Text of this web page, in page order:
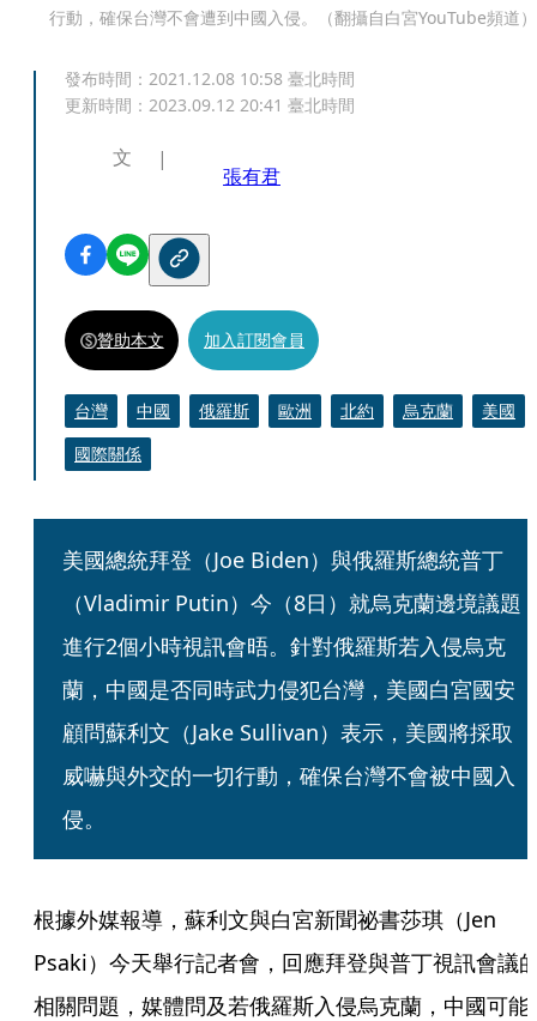
行動，確保台灣不會遭到中國入侵。（翻攝自白宮YouTube頻道）
發布時間： 2021.12.08 10:58 臺北時間
更新時間： 2023.09.12 20:41 臺北時間
文
張有君
贊助本文 加入訂閱會員
台灣 中國 俄羅斯 歐洲 北約 烏克蘭
美國
國際關係
美國總統拜登（Joe Biden）與俄羅斯總統普丁
（Vladimir Putin）今（8日）就烏克蘭邊境議題
進行2個小時視訊會晤。針對俄羅斯若入侵烏克
蘭，中國是否同時武力侵犯台灣，美國白宮國安
顧問蘇利文（Jake Sullivan）表示，美國將採取
威嚇與外交的一切行動，確保台灣不會被中國入
侵。
根據外媒報導，蘇利文與白宮新聞祕書莎琪（Jen
Psaki）今天舉行記者會，回應拜登與普丁視訊會議
相關問題，媒體問及若俄羅斯入侵烏克蘭，中國可能